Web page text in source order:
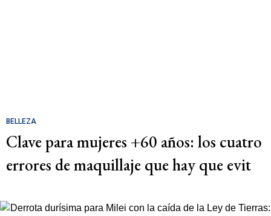
BELLEZA
Clave para mujeres +60 años: los cuatro
errores de maquillaje que hay que evit